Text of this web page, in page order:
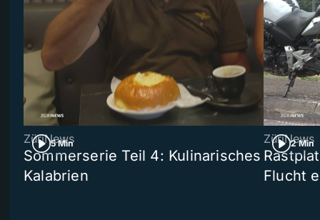
5 Min
ZüriNews
Sommerserie Teil 4: Kulinarisches
Kalabrien
2 Min
ZüriNews
Flucht